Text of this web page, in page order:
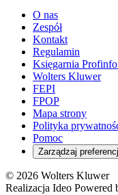
O nas
Zespół
Kontakt
Regulamin
Księgarnia
Wolters Kluwer
FEPI
FPOP
Mapa strony
Polityka
Pomoc
Zarządzaj
© 2026 Wolters Kluwer
Realizacja Ideo Powered